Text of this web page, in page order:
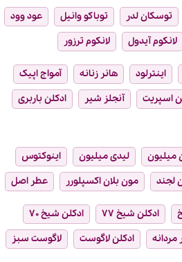
توسکان لدر توباکو وانیل
عود وود
لانکوم آیدول لانکوم ترزور
اینترلود هانر زنانه
آمواج اپیک
اسپریت آنجلز شیر
ادکلن باربری
میلیون لیدی میلیون
اینوکتوس
لجند مون بلان اکسپلورر عطر اصل
ادکلن شیخ ۷۷
ادکلن شیخ ۷۰
مردانه ادکلن لاگوست
لاگوست سبز